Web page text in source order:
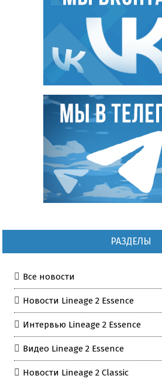
РАЗДЕЛЫ
Все новости
Новости Lineage 2 Essence
Интервью Lineage 2 Essence
Видео Lineage 2 Essence
Новости Lineage 2 Classic